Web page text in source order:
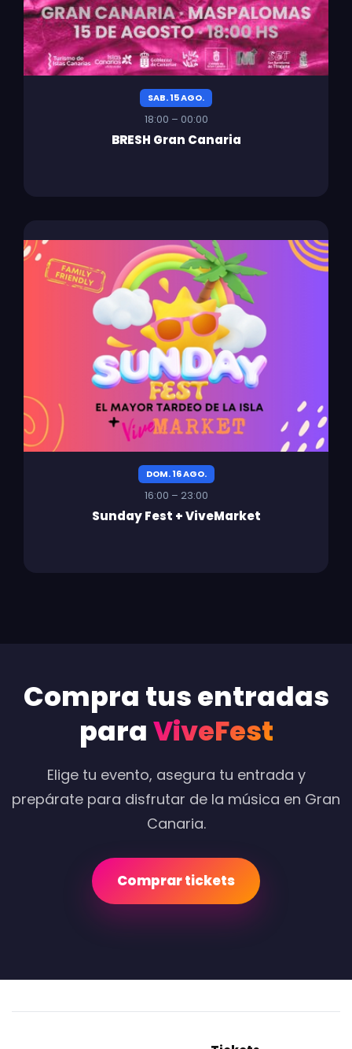
SAB. 15 AGO.
18:00 – 00:00
BRESH Gran Canaria
DOM. 16 AGO.
16:00 – 23:00
Sunday Fest + ViveMarket
Compra tus entradas
paraViveFest
Elige tu evento, asegura tu entrada y
prepárate para disfrutar de la música en Gran
Canaria.
Comprar tickets